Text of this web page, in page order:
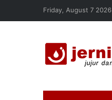
Friday, August 7 2026